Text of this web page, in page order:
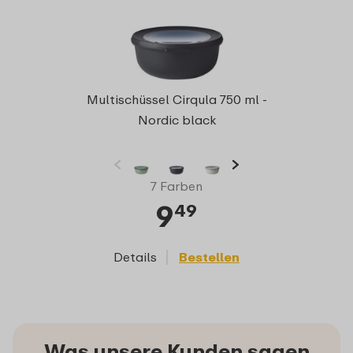
Multischüssel Cirqula 750 ml -
Nordic black
7 Farben
949
Details Bestellen